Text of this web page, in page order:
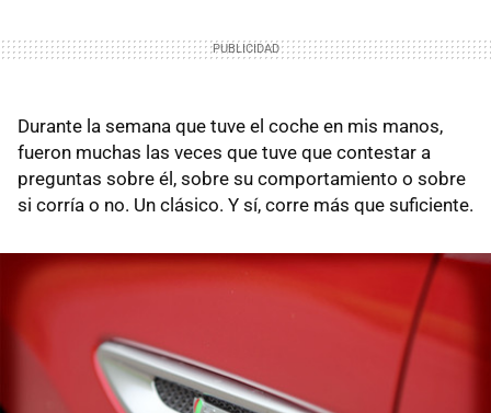
Durante la semana que tuve el coche en mis manos,
fueron muchas las veces que tuve que contestar a
preguntas sobre él, sobre su comportamiento o sobre
si corría o no. Un clásico. Y sí, corre más que suficiente.